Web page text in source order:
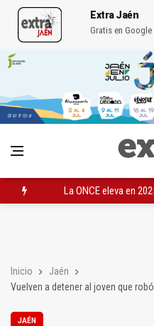
Extra Jaén
Gratis en Google
La ONCE eleva en
Inicio
Jaén
Vuelven a detener al joven que
JAÉN